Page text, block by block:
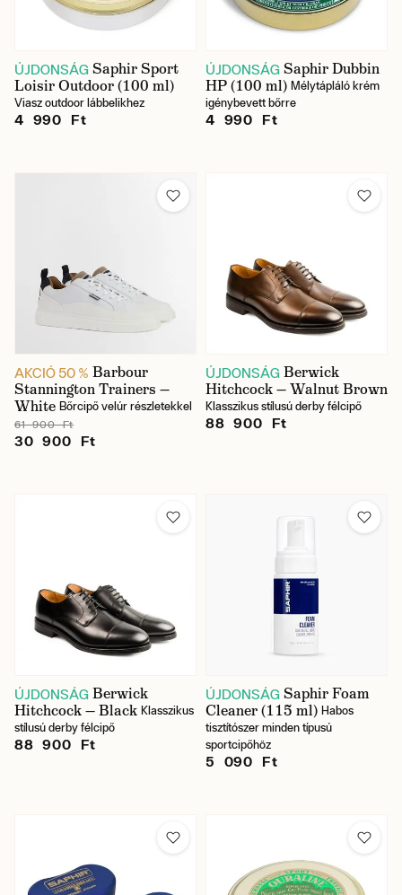
ÚJDONSÁG Saphir Sport
Loisir Outdoor (100 ml)
Viasz outdoor lábbelikhez
4 990 Ft
ÚJDONSÁG Saphir Dubbin
HP (100 ml) Mélytápláló krém
igénybevett bőrre
4 990 Ft
AKCIÓ 50 % Barbour
Stannington Trainers —
White Bőrcipő velúr részletekkel
61 900 Ft
30 900 Ft
ÚJDONSÁG Berwick
Hitchcock — Walnut Brown
Klasszikus stílusú derby félcipő
88 900 Ft
ÚJDONSÁG Berwick
Hitchcock — Black Klasszikus
stílusú derby félcipő
88 900 Ft
ÚJDONSÁG Saphir Foam
Cleaner (115 ml) Habos
tisztítószer minden típusú
sportcipőhöz
5 090 Ft